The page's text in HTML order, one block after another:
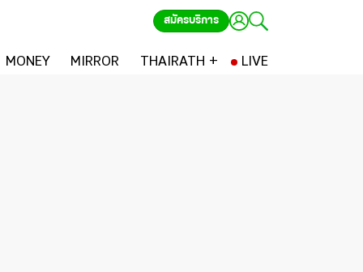
สมัครบริการ
MONEY MIRROR THAIRATH + LIVE